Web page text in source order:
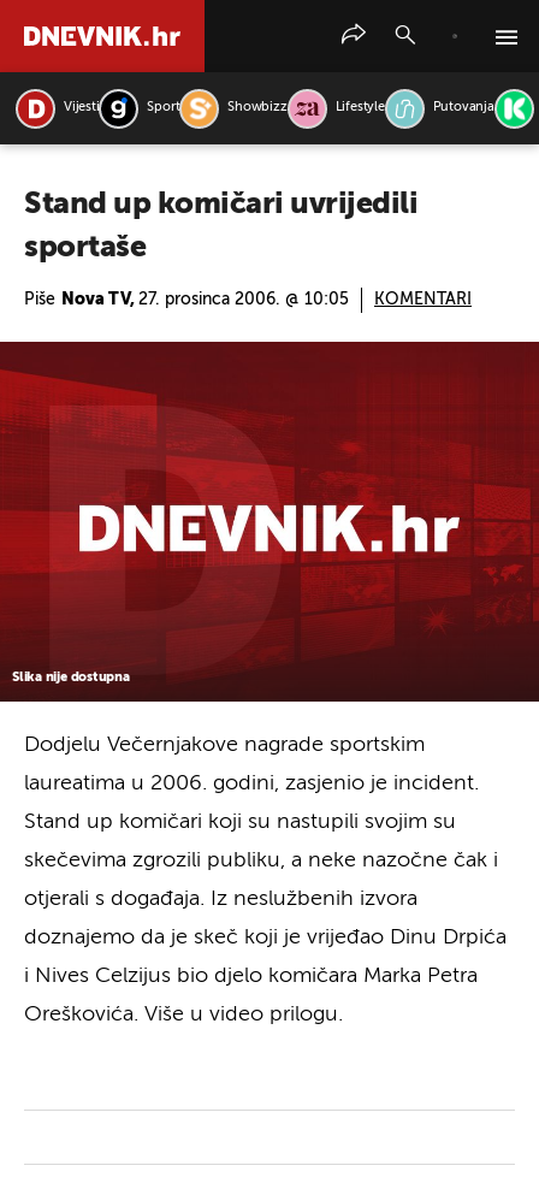
Vijesti Sport Showbizz Lifestyle Putovanja
Stand up komičari uvrijedili
sportaše
Piše Nova TV, 27. prosinca 2006. @ 10:05 KOMENTARI
Slika nije dostupna
Dodjelu Večernjakove nagrade sportskim
laureatima u 2006. godini, zasjenio je incident.
Stand up komičari koji su nastupili svojim su
skečevima zgrozili publiku, a neke nazočne čak i
otjerali s događaja. Iz neslužbenih izvora
doznajemo da je skeč koji je vrijeđao Dinu Drpića
i Nives Celzijus bio djelo komičara Marka Petra
Oreškovića. Više u video prilogu.
PRETRAŽITE VIJESTI